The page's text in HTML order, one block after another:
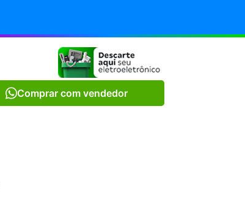
Comprar com vendedor